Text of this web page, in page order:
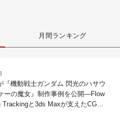
月間ランキング
『機動戦士ガンダム 閃光のハサウ
ーの魔女』制作事例を公開―Flow
Trackingと3ds Maxが支えたCG制